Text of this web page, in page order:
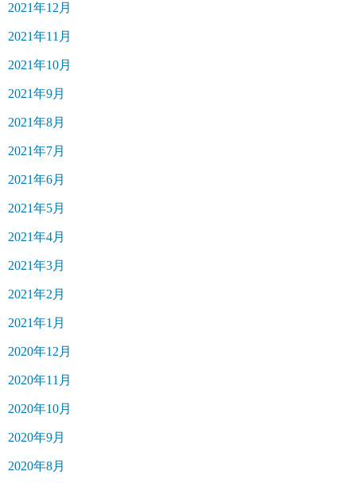
2021年12月
2021年11月
2021年10月
2021年9月
2021年8月
2021年7月
2021年6月
2021年5月
2021年4月
2021年3月
2021年2月
2021年1月
2020年12月
2020年11月
2020年10月
2020年9月
2020年8月